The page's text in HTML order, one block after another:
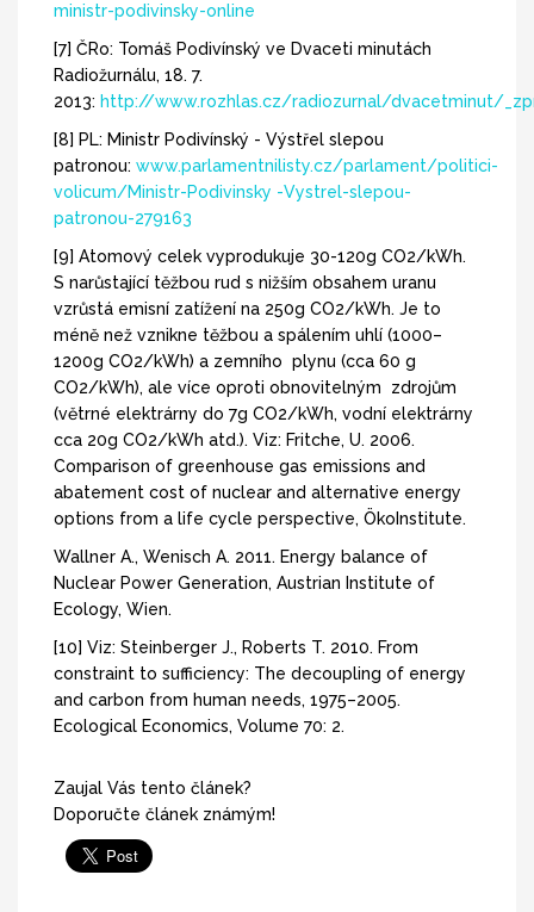
ministr-podivinsky-online
[7] ČRo: Tomáš Podivínský ve Dvaceti minutách
Radiožurnálu, 18. 7.
2013: http://www.rozhlas.cz/radiozurnal/dvacetminut/
[8] PL: Ministr Podivínský - Výstřel slepou
patronou: www.parlamentnilisty.cz/parlament/politici-
volicum/Ministr-Podivinsky -Vystrel-slepou-
patronou-279163
[9] Atomový celek vyprodukuje 30-120g CO2/kWh.
S narůstající těžbou rud s nižším obsahem uranu
vzrůstá emisní zatížení na 250g CO2/kWh. Je to
méně než vznikne těžbou a spálením uhlí (1000–
1200g CO2/kWh) a zemního plynu (cca 60 g
CO2/kWh), ale více oproti obnovitelným zdrojům
(větrné elektrárny do 7g CO2/kWh, vodní elektrárny
cca 20g CO2/kWh atd.). Viz: Fritche, U. 2006.
Comparison of greenhouse gas emissions and
abatement cost of nuclear and alternative energy
options from a life cycle perspective, ÖkoInstitute.
Wallner A., Wenisch A. 2011. Energy balance of
Nuclear Power Generation, Austrian Institute of
Ecology, Wien.
[10] Viz: Steinberger J., Roberts T. 2010. From
constraint to sufficiency: The decoupling of energy
and carbon from human needs, 1975–2005.
Ecological Economics, Volume 70: 2.
Zaujal Vás tento článek?
Doporučte článek známým!